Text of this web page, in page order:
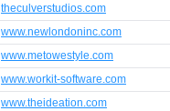
theculverstudios.com
www.newlondoninc.com
www.metowestyle.com
www.workit-software.com
www.theideation.com